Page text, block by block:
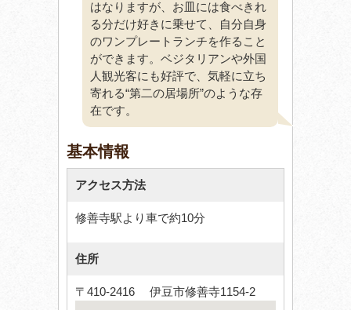
はなりますが、お皿には食べきれ
る分だけ好きに乗せて、自分自身
のワンプレートランチを作ること
ができます。ベジタリアンや外国
人観光客にも好評で、気軽に立ち
寄れる“第二の居場所”のような存
在です。
基本情報
アクセス方法
修善寺駅より車で約10分
住所
〒410-2416 伊豆市修善寺1154-2